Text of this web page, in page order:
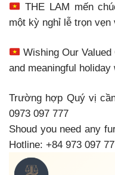
THE LAM mến
một kỳ nghỉ lễ trọn
Wishing Our
and meaningful
Trường hợp Quý vị
0973 097 777
Shoud you need any
Hotline: +84 973 097